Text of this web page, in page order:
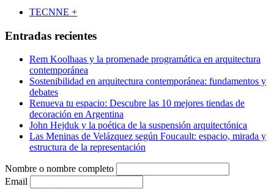
TECNNE +
Entradas recientes
Rem Koolhaas y la promenade programática en arquitectura
contemporánea
Sostenibilidad en arquitectura contemporánea: fundamentos y
debates
Renueva tu espacio: Descubre las 10 mejores tiendas de
decoración en Argentina
John Hejduk y la poética de la suspensión arquitectónica
Las Meninas de Velázquez según Foucault: espacio, mirada y
estructura de la representación
Nombre o nombre completo
Email